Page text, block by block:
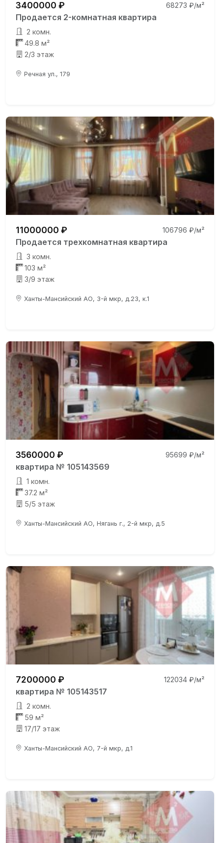
3400000 ₽ 68273 ₽/м²
Продается 2-комнатная квартира
2 комн.
49.8 м²
2/3 этаж
Речная ул., 179
11000000 ₽ 106796 ₽/м²
Продается трехкомнатная квартира
3 комн.
103 м²
3/9 этаж
Ханты-Мансийский АО, 3-й мкр, д.23, к.1
3560000 ₽ 95699 ₽/м²
квартира № 105143569
1 комн.
37.2 м²
5/5 этаж
Ханты-Мансийский АО, Нягань г., 2-й мкр, д.5
7200000 ₽ 122034 ₽/м²
квартира № 105143517
2 комн.
59 м²
17/17 этаж
Ханты-Мансийский АО, 7-й мкр, д.1